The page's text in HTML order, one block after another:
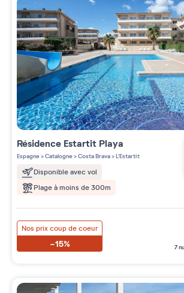
Résidence Estartit Playa
Espagne>Catalogne>Costa Brava>L'Estartit
Disponible avec vol
Plage à moins de 300m
Nos prix coup de coeur
-15% 7